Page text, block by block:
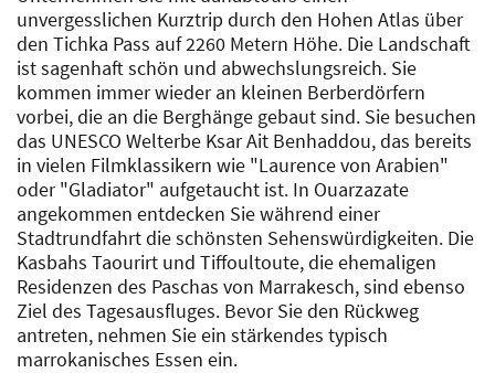
unvergesslichen Kurztrip durch den Hohen Atlas über
den Tichka Pass auf 2260 Metern Höhe. Die Landschaft
ist sagenhaft schön und abwechslungsreich. Sie
kommen immer wieder an kleinen Berberdörfern
vorbei, die an die Berghänge gebaut sind. Sie besuchen
das UNESCO Welterbe Ksar Ait Benhaddou, das bereits
in vielen Filmklassikern wie "Laurence von Arabien"
oder "Gladiator" aufgetaucht ist. In Ouarzazate
angekommen entdecken Sie während einer
Stadtrundfahrt die schönsten Sehenswürdigkeiten. Die
Kasbahs Taourirt und Tiffoultoute, die ehemaligen
Residenzen des Paschas von Marrakesch, sind ebenso
Ziel des Tagesausfluges. Bevor Sie den Rückweg
antreten, nehmen Sie ein stärkendes typisch
marrokanisches Essen ein.